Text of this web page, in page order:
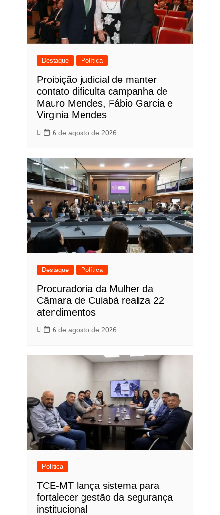
Destaque Política
Proibição judicial de manter
contato dificulta campanha de
Mauro Mendes, Fábio Garcia e
Virginia Mendes
6 de agosto de 2026
Destaque Política
Procuradoria da Mulher da
Câmara de Cuiabá realiza 22
atendimentos
6 de agosto de 2026
Política
TCE-MT lança sistema para
fortalecer gestão da segurança
institucional